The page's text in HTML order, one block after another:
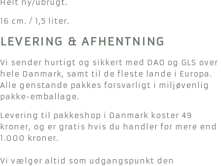
Helt ny/ubrugt.
16 cm. / 1,5 liter.
LEVERING & AFHENTNING
Vi sender hurtigt og sikkert med DAO og GLS over
hele Danmark, samt til de fleste lande i Europa.
Alle genstande pakkes forsvarligt i miljøvenlig
pakke-emballage.
Levering til pakkeshop i Danmark koster 49
kroner, og er gratis hvis du handler for mere end
1.000 kroner.
Vi vælger altid som udgangspunkt den